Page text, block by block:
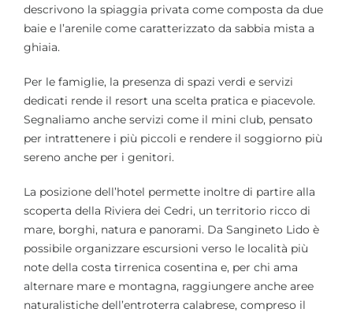
descrivono la spiaggia privata come composta da due
baie e l’arenile come caratterizzato da sabbia mista a
ghiaia.
Per le famiglie, la presenza di spazi verdi e servizi
dedicati rende il resort una scelta pratica e piacevole.
Segnaliamo anche servizi come il mini club, pensato
per intrattenere i più piccoli e rendere il soggiorno più
sereno anche per i genitori.
La posizione dell’hotel permette inoltre di partire alla
scoperta della Riviera dei Cedri, un territorio ricco di
mare, borghi, natura e panorami. Da Sangineto Lido è
possibile organizzare escursioni verso le località più
note della costa tirrenica cosentina e, per chi ama
alternare mare e montagna, raggiungere anche aree
naturalistiche dell’entroterra calabrese, compreso il